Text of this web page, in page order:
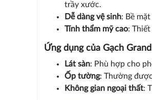
trầy xước.
Dễ dàng vệ sinh: Bề
Tính thẩm mỹ cao: Thiết
Ứng dụng của Gạch
Lát sàn: Phù hợp cho
Ốp tường: Thường
Không gian ngoại thất: